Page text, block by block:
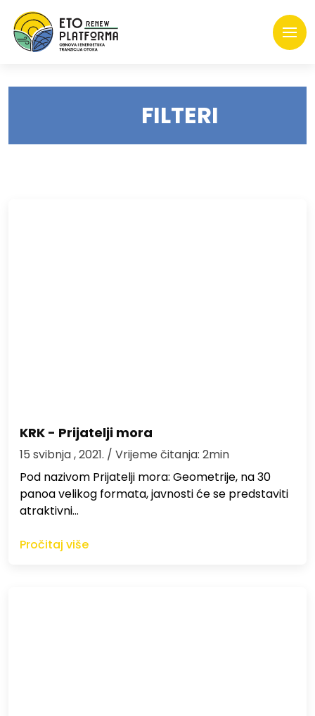
FILTERI
KRK - Prijatelji mora
15 svibnja , 2021. / Vrijeme čitanja: 2min
Pod nazivom Prijatelji mora: Geometrije, na 30
panoa velikog formata, javnosti će se predstaviti
atraktivni…
Pročitaj više